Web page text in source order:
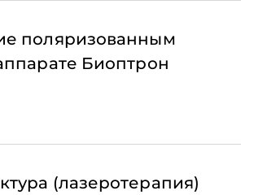
поляризованным
Биоптрон
(лазеротерапия)